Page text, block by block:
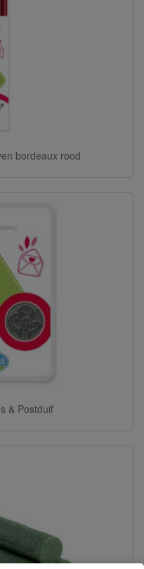
bordeaux rood
& Postduif